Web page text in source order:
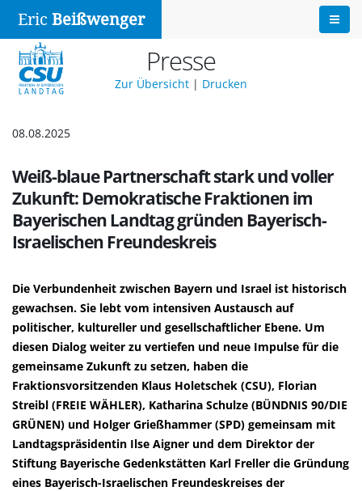
Eric Beißwenger
Presse
Zur Übersicht | Drucken
08.08.2025
Weiß-blaue Partnerschaft stark und voller
Zukunft: Demokratische Fraktionen im
Bayerischen Landtag gründen Bayerisch-
Israelischen Freundeskreis
Die Verbundenheit zwischen Bayern und Israel ist historisch
gewachsen. Sie lebt vom intensiven Austausch auf
politischer, kultureller und gesellschaftlicher Ebene. Um
diesen Dialog weiter zu vertiefen und neue Impulse für die
gemeinsame Zukunft zu setzen, haben die
Fraktionsvorsitzenden Klaus Holetschek (CSU), Florian
Streibl (FREIE WÄHLER), Katharina Schulze (BÜNDNIS 90/DIE
GRÜNEN) und Holger Grießhammer (SPD) gemeinsam mit
Landtagspräsidentin Ilse Aigner und dem Direktor der
Stiftung Bayerische Gedenkstätten Karl Freller die Gründung
eines Bayerisch-Israelischen Freundeskreises der